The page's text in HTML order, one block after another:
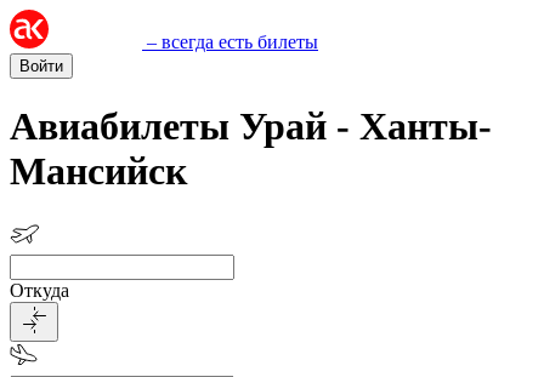
– всегда есть билеты
Войти
Авиабилеты Урай - Ханты-
Мансийск
Откуда